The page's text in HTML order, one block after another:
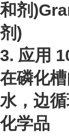
和剂)
剂)
3. 应用
在磷化
水，边
化学品